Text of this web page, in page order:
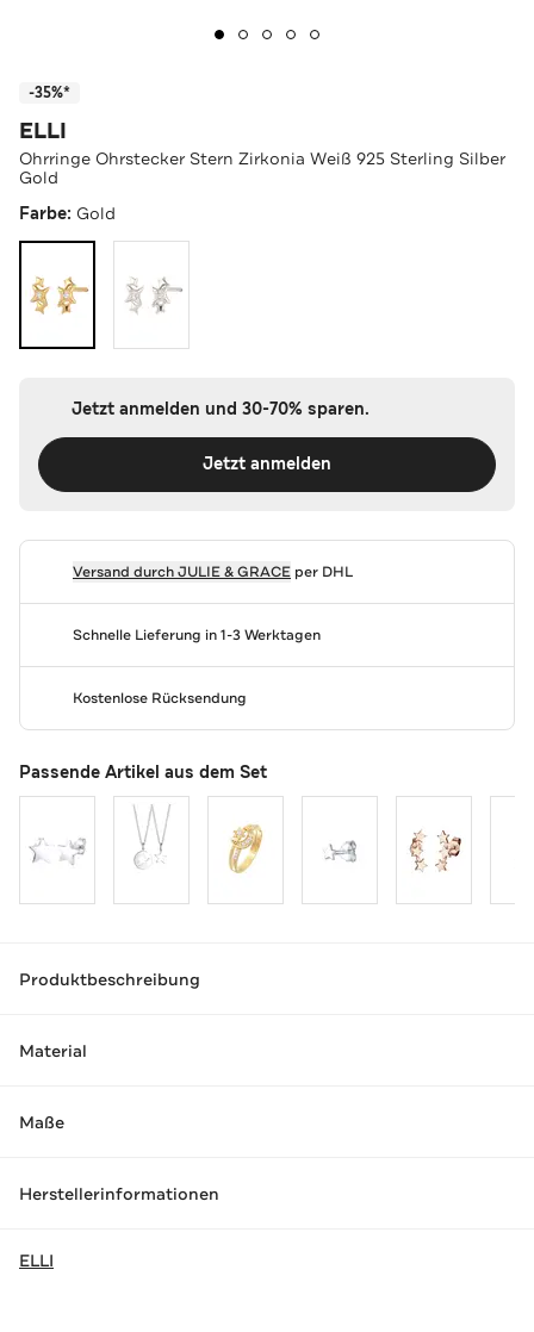
-35%*
ELLI
Ohrringe Ohrstecker Stern Zirkonia Weiß 925 Sterling Silber
Gold
Farbe: Gold
Jetzt anmelden und 30-70% sparen.
Jetzt anmelden
Versand durchJULIE & GRACEper DHL
Schnelle Lieferung in 1-3 Werktagen
Kostenlose Rücksendung
Passende Artikel aus dem Set
Produktbeschreibung
Material
Maße
Herstellerinformationen
ELLI